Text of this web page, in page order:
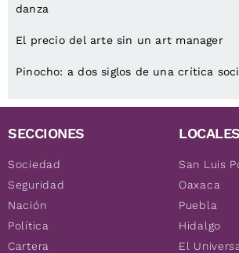
danza
El precio del arte sin un art manager
Pinocho: a dos siglos de una crítica
SECCIONES
Sociedad
Seguridad
Nación
Política
Cartera
LOCALES
San Luis
Oaxaca
Puebla
Hidalgo
El